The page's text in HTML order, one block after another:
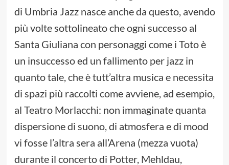
di Umbria Jazz nasce anche da questo, avendo
più volte sottolineato che ogni successo al
Santa Giuliana con personaggi come i Toto è
un insuccesso ed un fallimento per jazz in
quanto tale, che è tutt’altra musica e necessita
di spazi più raccolti come avviene, ad esempio,
al Teatro Morlacchi: non immaginate quanta
dispersione di suono, di atmosfera e di mood
vi fosse l’altra sera all’Arena (mezza vuota)
durante il concerto di Potter, Mehldau,